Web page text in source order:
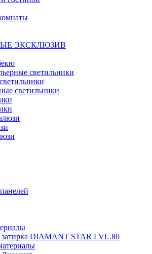
ЭКСКЛЮЗИВ
светильники
светильники
затирка DIAMANT STAR LVL.80